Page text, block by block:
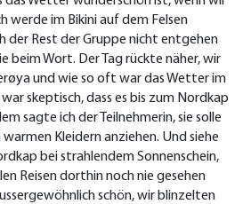
werde im Bikini auf dem Felsen
der Rest der Gruppe nicht entgehen
beim Wort. Der Tag rückte näher, wir
und wie so oft war das Wetter im
skeptisch, dass es bis zum Nordkap
sagte ich der Teilnehmerin, sie solle
Kleidern anziehen. Und siehe
bei strahlendem Sonnenschein,
Reisen dorthin noch nie gesehen
schön, wir blinzelten